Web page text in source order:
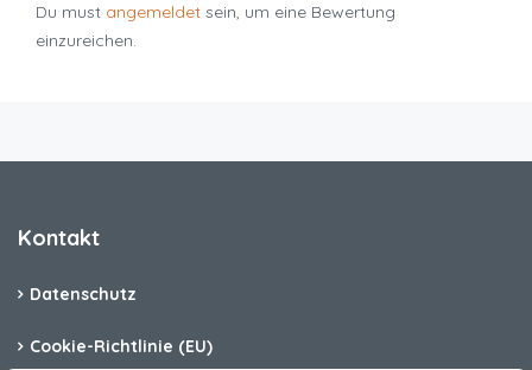
Du must angemeldet sein, um eine Bewertung
einzureichen.
Kontakt
Datenschutz
Cookie-Richtlinie (EU)